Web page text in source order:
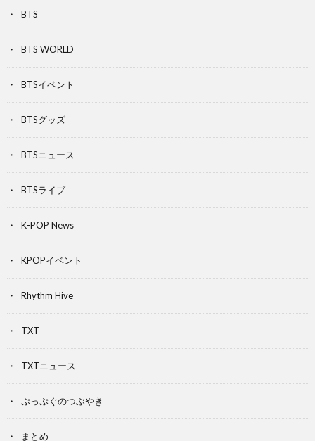
BTS
BTS WORLD
BTSイベント
BTSグッズ
BTSニュース
BTSライブ
K-POP News
KPOPイベント
Rhythm Hive
TXT
TXTニュース
ぷっぷぐのつぶやき
まとめ